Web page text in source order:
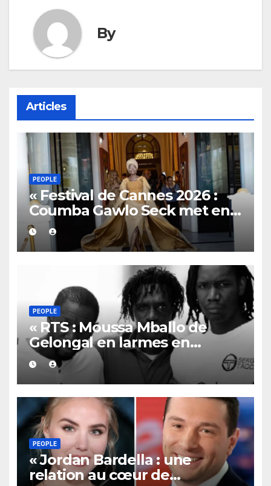
By
Articles
PEOPLE
« Festival de Cannes 2026 :
Coumba Gawlo Seck met en
valeur l’élégance sénégalaise
sur la Croisette »
PEOPLE
« RTS : Moussa Mballo de
Gelongal en larmes en
évoquant la disparition de ses
frères Samba et Papis »
PEOPLE
« Jordan Bardella : une
relation au cœur de